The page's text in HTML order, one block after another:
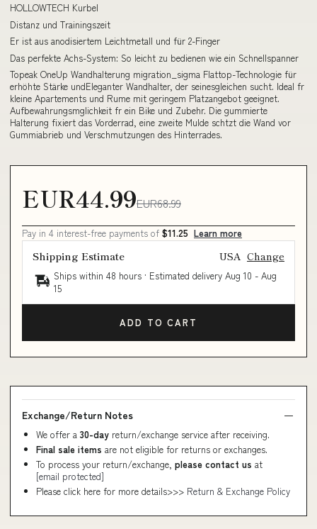
HOLLOWTECH Kurbel
Distanz und Trainingszeit
Er ist aus anodisiertem Leichtmetall und für 2-Finger
Das perfekte Achs-System: So leicht zu bedienen wie ein Schnellspanner
Topeak OneUp Wandhalterung migration_sigma Flattop-Technologie für
erhöhte Stärke undEleganter Wandhalter, der seinesgleichen sucht. Ideal fr
kleine Apartements und Rume mit geringem Platzangebot geeignet.
Aufbewahrungsmglichkeit fr ein Bike und Zubehr. Die gummierte
Halterung fixiert das Vorderrad, eine zweite Mulde schtzt die Wand vor
Gummiabrieb und Verschmutzungen des Hinterrades.
EUR44.99EUR68.99
Pay in 4 interest-free payments of $11.25 Learn more
Shipping Estimate USA Change
Ships within 48 hours · Estimated delivery Aug 10 - Aug
15
ADD TO CART
Exchange/Return Notes
We offer a 30-day return/exchange service after receiving.
Final sale items are not eligible for returns or exchanges.
To process your return/exchange, please contact us at
[email protected]
Please click here for more details>>> Return & Exchange Policy